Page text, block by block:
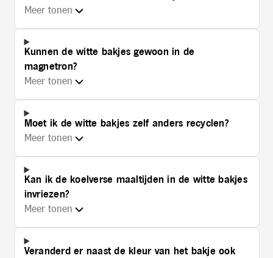
Meer tonen
Kunnen de witte bakjes gewoon in de
magnetron?
Meer tonen
Moet ik de witte bakjes zelf anders recyclen?
Meer tonen
Kan ik de koelverse maaltijden in de witte bakjes
invriezen?
Meer tonen
Veranderd er naast de kleur van het bakje ook